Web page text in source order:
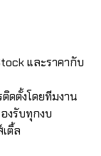
และราคากับ
ดตั้งโดยทีมงาน
งรับทุกงบ
ติ้ล